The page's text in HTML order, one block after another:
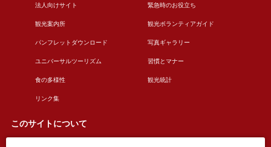
法人向けサイト 緊急時のお役立ち
観光案内所 観光ボランティアガイド
パンフレットダウンロード 写真ギャラリー
ユニバーサルツーリズム 習慣とマナー
食の多様性 観光統計
リンク集
このサイトについて